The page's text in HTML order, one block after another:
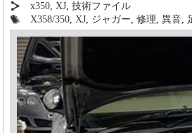
x350 XJ ,技術ファイル
X358/350 XJ ジャガー ,修理 ,異音